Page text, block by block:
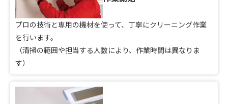
プロの技術と専用の機材を使って、丁寧にクリーニング作業
を行います。
（清掃の範囲や担当する人数により、作業時間は異なりま
す）